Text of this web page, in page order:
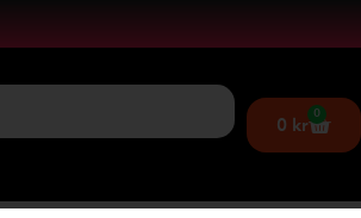
0 kr 0